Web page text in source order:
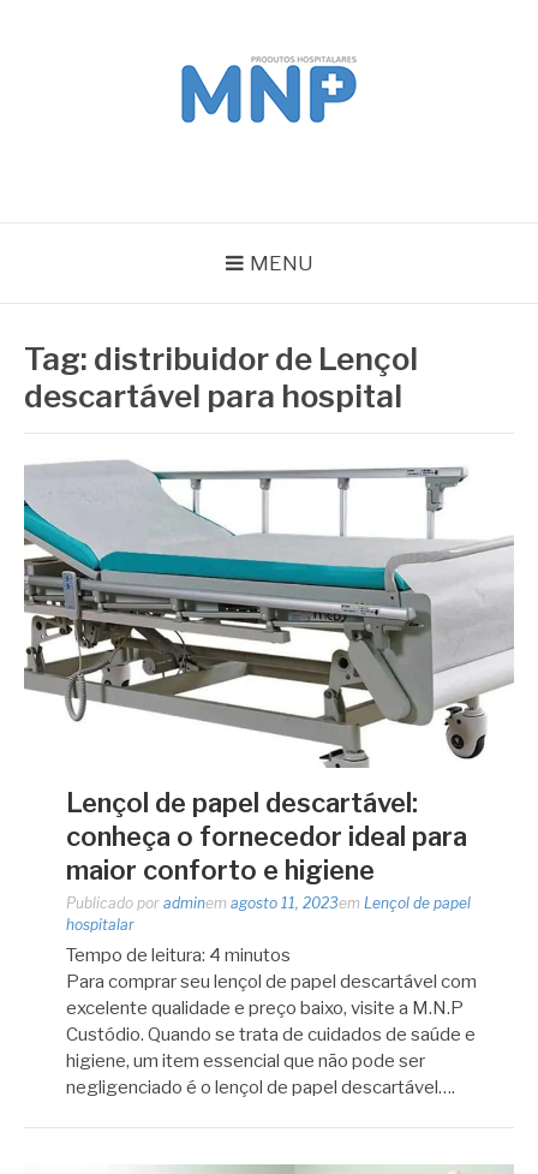
MENU
Tag: distribuidor de Lençol
descartável para hospital
Lençol de papel descartável:
conheça o fornecedor ideal para
maior conforto e higiene
Publicado por adminem agosto 11, 2023em Lençol de papel
hospitalar
Tempo de leitura: 4 minutos
Para comprar seu lençol de papel descartável com
excelente qualidade e preço baixo, visite a M.N.P
Custódio. Quando se trata de cuidados de saúde e
higiene, um item essencial que não pode ser
negligenciado é o lençol de papel descartável….